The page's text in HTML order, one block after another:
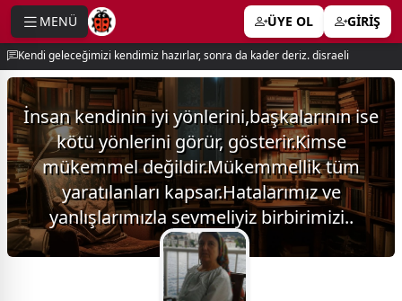
MENÜ ÜYE OL GİRİŞ
Kendi geleceğimizi kendimiz hazırlar, sonra da kader deriz. disraeli
İnsan kendinin iyi yönlerini,başkalarının ise
kötü yönlerini görür, gösterir.Kimse
mükemmel değildir.Mükemmellik tüm
yaratılanları kapsar.Hatalarımız ve
yanlışlarımızla sevmeliyiz birbirimizi..
menu